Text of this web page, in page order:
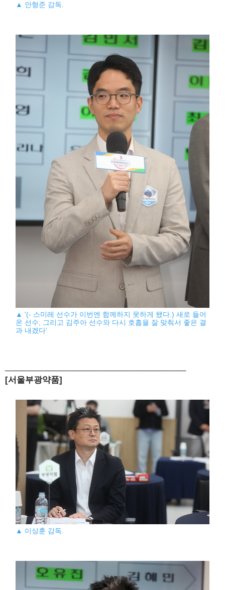
▲ 안형준 감독.
▲ '(- 스미레 선수가 이번엔 함께하지 못하게 됐다.) 새로 들어
온 선수, 그리고 김주아 선수와 다시 호흡을 잘 맞춰서 좋은 결
과 내겠다'
[서울부광약품]
▲ 이상훈 감독.